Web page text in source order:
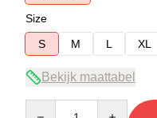
Size
S
M L XL
Bekijk maattabel